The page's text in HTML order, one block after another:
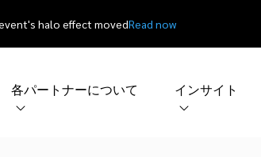
halo effect movedRead now
各パートナーについて インサイト